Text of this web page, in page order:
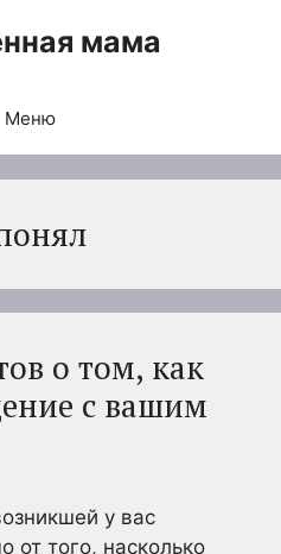
мама
Меню
о том, как
с вашим
у вас
от того, насколько